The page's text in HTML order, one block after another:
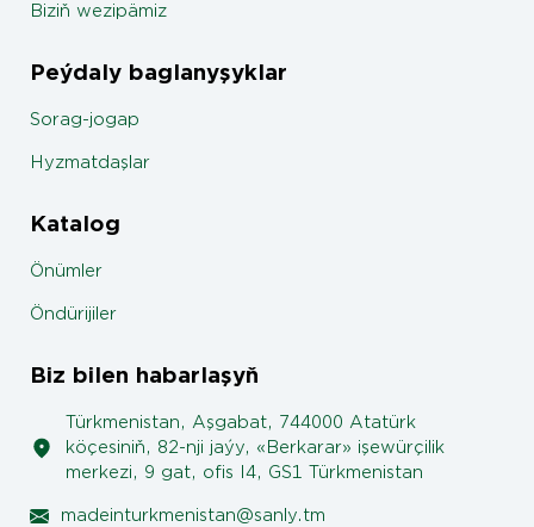
Biziň wezipämiz
Peýdaly baglanyşyklar
Sorag-jogap
Hyzmatdaşlar
Katalog
Önümler
Öndürijiler
Biz bilen habarlaşyň
Türkmenistan, Aşgabat, 744000 Atatürk
köçesiniň, 82-nji jaýy, «Berkarar» işewürçilik
merkezi, 9 gat, ofis I4, GS1 Türkmenistan
madeinturkmenistan@sanly.tm